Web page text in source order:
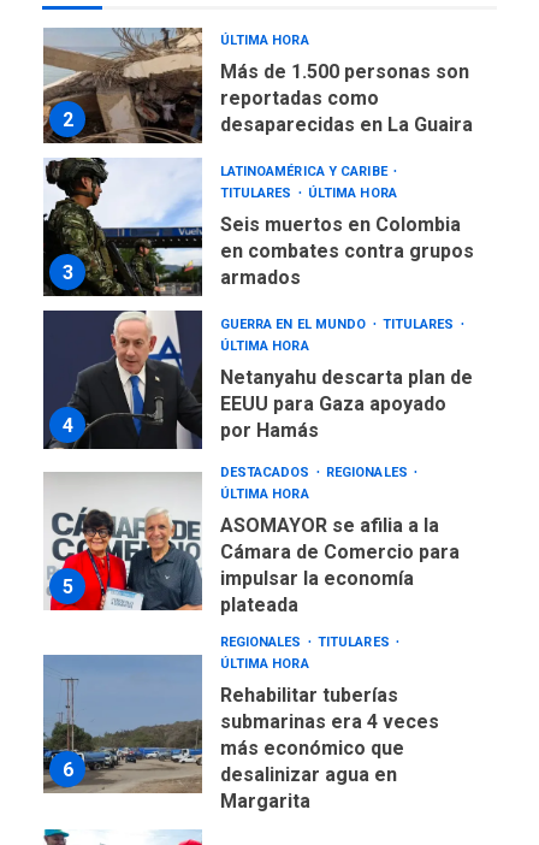
2
ÚLTIMA HORA
Más de 1.500 personas son
reportadas como
desaparecidas en La Guaira
3
LATINOAMÉRICA Y CARIBE
TITULARES
ÚLTIMA HORA
Seis muertos en Colombia
en combates contra grupos
armados
4
GUERRA EN EL MUNDO
TITULARES
ÚLTIMA HORA
Netanyahu descarta plan de
EEUU para Gaza apoyado
por Hamás
5
DESTACADOS
REGIONALES
ÚLTIMA HORA
ASOMAYOR se afilia a la
Cámara de Comercio para
impulsar la economía
plateada
6
REGIONALES
TITULARES
ÚLTIMA HORA
Rehabilitar tuberías
submarinas era 4 veces
más económico que
desalinizar agua en
Margarita